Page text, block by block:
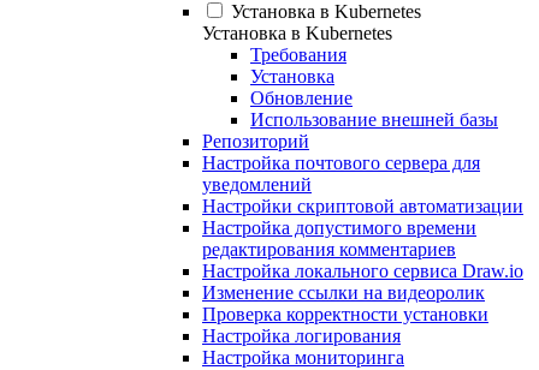
Установка в Kubernetes
Установка в Kubernetes
Требования
Установка
Обновление
Использование внешней базы
Репозиторий
Настройка почтового сервера для
уведомлений
Настройки скриптовой автоматизации
Настройка допустимого времени
редактирования комментариев
Настройка локального сервиса Draw.io
Изменение ссылки на видеоролик
Проверка корректности установки
Настройка логирования
Настройка мониторинга